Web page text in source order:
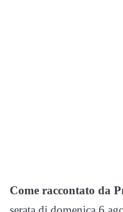
Come raccontato da